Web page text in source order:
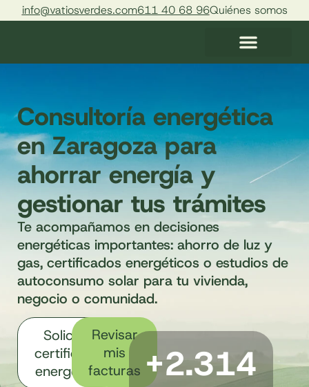
info@vatiosverdes.com611 40 68 96Quiénes somos
Consultoría energética
en Zaragoza para
ahorrar energía y
gestionar tus trámites
Te acompañamos en decisiones
energéticas importantes: ahorro de luz y
gas, certificados energéticos o estudios de
autoconsumo solar para tu vivienda,
negocio o comunidad.
Solicitar
certificado
energético
Revisar
mis
facturas +2.314